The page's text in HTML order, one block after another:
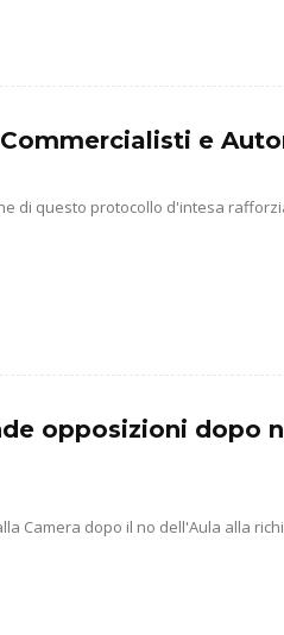
e
di questo protocollo d'intesa
opposizioni dopo
Camera dopo il no dell'Aula alla